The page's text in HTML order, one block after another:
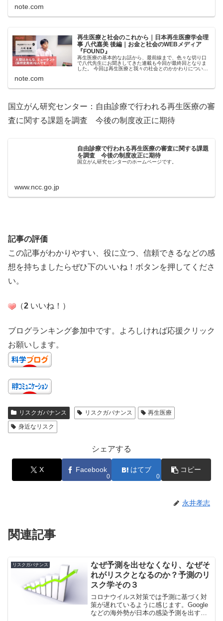
note.com
再生医療と社会のこれから｜日本再生医療学会理
事 八代嘉美 後編｜お金と社会のWEBメディア
『FOUND』
再生医療の基本的なお話から、最前線まで、色々な切り口
で八代先生にお聞きしてきた連載も今回が最終回となりま
した。 今回は再生医療と我々の社会とのかかわりについて
note.com
国立がん研究センター：自由診療で行われる再生医療の審
査に関する課題を調査 今後の制度改正に期待
自由診療で行われる再生医療の審査に関する課題
を調査 今後の制度改正に期待
国立がん研究センターのホームページです。
www.ncc.go.jp
記事の評価
この記事がわかりやすい、役に立つ、信頼できるなどの感
想を持ちましたらぜひ下のいいね！ボタンを押してくださ
い。
（2 いいね！ ）
ブログランキング参加中です。よろしければ応援クリック
お願いします。
リスクガバナンス リスクガバナンス
再生医療
身近なリスク
シェアする
X Facebook
0
はてブ
0
コピー
永井孝志
関連記事
リスクガバナンス
なぜ予測を出せなくなり、なぜそ
れがリスクとなるのか？予測のリ
スク学その３
コロナウイルス対策では予測に基づく対
策が遅れているように感じます。Google
などの海外勢が日本の感染予測を出す一